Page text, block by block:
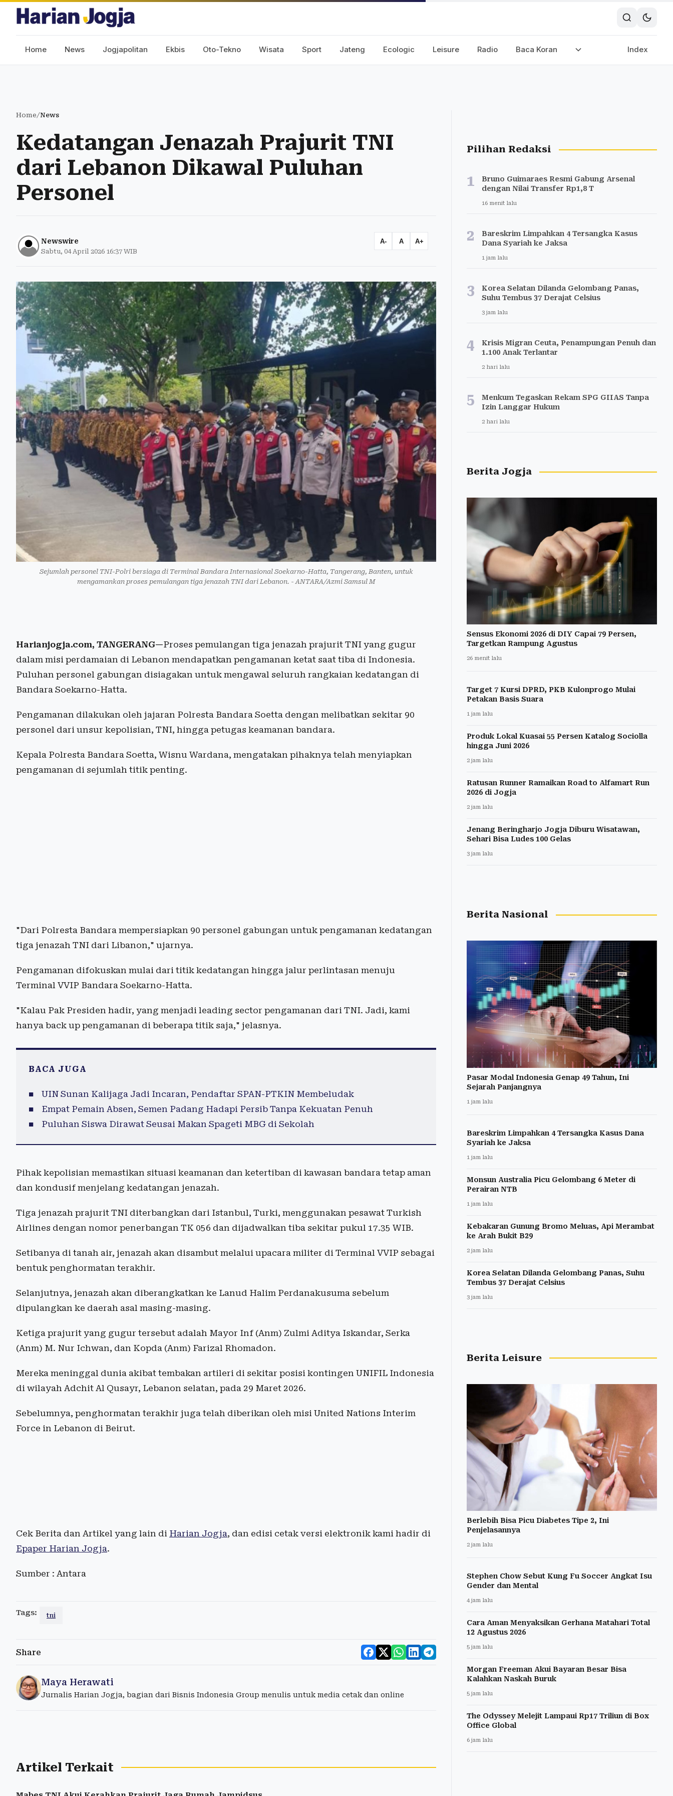
Home News Jogjapolitan Ekbis Oto-Tekno Wisata Sport Jateng Ecologic Leisure Radio Baca Koran Index
Home/News
Kedatangan Jenazah Prajurit TNI
dari Lebanon Dikawal Puluhan
Personel
Newswire
Sabtu, 04 April 2026 16:37 WIB
A- A A+
Sejumlah personel TNI-Polri bersiaga di Terminal Bandara Internasional Soekarno-Hatta, Tangerang, Banten, untuk
mengamankan proses pemulangan tiga jenazah TNI dari Lebanon. - ANTARA/Azmi Samsul M
Harianjogja.com, TANGERANG—Proses pemulangan tiga jenazah prajurit TNI yang gugur
dalam misi perdamaian di Lebanon mendapatkan pengamanan ketat saat tiba di Indonesia.
Puluhan personel gabungan disiagakan untuk mengawal seluruh rangkaian kedatangan di
Bandara Soekarno-Hatta.
Pengamanan dilakukan oleh jajaran Polresta Bandara Soetta dengan melibatkan sekitar 90
personel dari unsur kepolisian, TNI, hingga petugas keamanan bandara.
Kepala Polresta Bandara Soetta, Wisnu Wardana, mengatakan pihaknya telah menyiapkan
pengamanan di sejumlah titik penting.
"Dari Polresta Bandara mempersiapkan 90 personel gabungan untuk pengamanan kedatangan
tiga jenazah TNI dari Libanon," ujarnya.
Pengamanan difokuskan mulai dari titik kedatangan hingga jalur perlintasan menuju
Terminal VVIP Bandara Soekarno-Hatta.
"Kalau Pak Presiden hadir, yang menjadi leading sector pengamanan dari TNI. Jadi, kami
hanya back up pengamanan di beberapa titik saja," jelasnya.
BACA JUGA
UIN Sunan Kalijaga Jadi Incaran, Pendaftar SPAN-PTKIN Membeludak
Empat Pemain Absen, Semen Padang Hadapi Persib Tanpa Kekuatan Penuh
Puluhan Siswa Dirawat Seusai Makan Spageti MBG di Sekolah
Pihak kepolisian memastikan situasi keamanan dan ketertiban di kawasan bandara tetap aman
dan kondusif menjelang kedatangan jenazah.
Tiga jenazah prajurit TNI diterbangkan dari Istanbul, Turki, menggunakan pesawat Turkish
Airlines dengan nomor penerbangan TK 056 dan dijadwalkan tiba sekitar pukul 17.35 WIB.
Setibanya di tanah air, jenazah akan disambut melalui upacara militer di Terminal VVIP sebagai
bentuk penghormatan terakhir.
Selanjutnya, jenazah akan diberangkatkan ke Lanud Halim Perdanakusuma sebelum
dipulangkan ke daerah asal masing-masing.
Ketiga prajurit yang gugur tersebut adalah Mayor Inf (Anm) Zulmi Aditya Iskandar, Serka
(Anm) M. Nur Ichwan, dan Kopda (Anm) Farizal Rhomadon.
Mereka meninggal dunia akibat tembakan artileri di sekitar posisi kontingen UNIFIL Indonesia
di wilayah Adchit Al Qusayr, Lebanon selatan, pada 29 Maret 2026.
Sebelumnya, penghormatan terakhir juga telah diberikan oleh misi United Nations Interim
Force in Lebanon di Beirut.
Cek Berita dan Artikel yang lain di Harian Jogja, dan edisi cetak versi elektronik kami hadir di
Epaper Harian Jogja.
Sumber : Antara
Tags: tni
Share
Maya Herawati
Jurnalis Harian Jogja, bagian dari Bisnis Indonesia Group menulis untuk media cetak dan online
Artikel Terkait
Pilihan Redaksi
1
Bruno Guimaraes Resmi Gabung Arsenal
dengan Nilai Transfer Rp1,8 T
16 menit lalu
2
Bareskrim Limpahkan 4 Tersangka Kasus
Dana Syariah ke Jaksa
1 jam lalu
3
Korea Selatan Dilanda Gelombang Panas,
Suhu Tembus 37 Derajat Celsius
3 jam lalu
4
Krisis Migran Ceuta, Penampungan Penuh dan
1.100 Anak Terlantar
2 hari lalu
5
Menkum Tegaskan Rekam SPG GIIAS Tanpa
Izin Langgar Hukum
2 hari lalu
Berita Jogja
Sensus Ekonomi 2026 di DIY Capai 79 Persen,
Targetkan Rampung Agustus
26 menit lalu
Target 7 Kursi DPRD, PKB Kulonprogo Mulai
Petakan Basis Suara
1 jam lalu
Produk Lokal Kuasai 55 Persen Katalog Sociolla
hingga Juni 2026
2 jam lalu
Ratusan Runner Ramaikan Road to Alfamart Run
2026 di Jogja
2 jam lalu
Jenang Beringharjo Jogja Diburu Wisatawan,
Sehari Bisa Ludes 100 Gelas
3 jam lalu
Berita Nasional
Pasar Modal Indonesia Genap 49 Tahun, Ini
Sejarah Panjangnya
1 jam lalu
Bareskrim Limpahkan 4 Tersangka Kasus Dana
Syariah ke Jaksa
1 jam lalu
Monsun Australia Picu Gelombang 6 Meter di
Perairan NTB
1 jam lalu
Kebakaran Gunung Bromo Meluas, Api Merambat
ke Arah Bukit B29
2 jam lalu
Korea Selatan Dilanda Gelombang Panas, Suhu
Tembus 37 Derajat Celsius
3 jam lalu
Berita Leisure
Berlebih Bisa Picu Diabetes Tipe 2, Ini
Penjelasannya
2 jam lalu
Stephen Chow Sebut Kung Fu Soccer Angkat Isu
Gender dan Mental
4 jam lalu
Cara Aman Menyaksikan Gerhana Matahari Total
12 Agustus 2026
5 jam lalu
Morgan Freeman Akui Bayaran Besar Bisa
Kalahkan Naskah Buruk
5 jam lalu
The Odyssey Melejit Lampaui Rp17 Triliun di Box
Office Global
6 jam lalu